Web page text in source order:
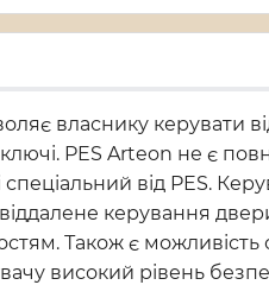
власнику керувати
PES Arteon не є
від PES.
керування
Також є
високий рівень